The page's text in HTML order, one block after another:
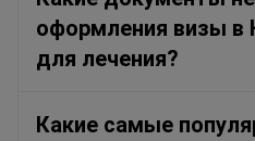
оформления визы
для лечения?
Какие самые